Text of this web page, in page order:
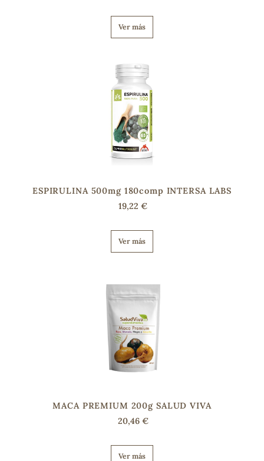
Ver más
ESPIRULINA 500mg 180comp INTERSA LABS
19,22 €
Ver más
MACA PREMIUM 200g SALUD VIVA
20,46 €
Ver más